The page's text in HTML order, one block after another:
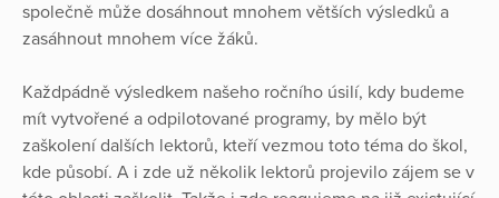
společně může dosáhnout mnohem větších výsledků a
zasáhnout mnohem více žáků.
Každpádně výsledkem našeho ročního úsilí, kdy budeme
mít vytvořené a odpilotované programy, by mělo být
zaškolení dalších lektorů, kteří vezmou toto téma do škol,
kde působí. A i zde už několik lektorů projevilo zájem se v